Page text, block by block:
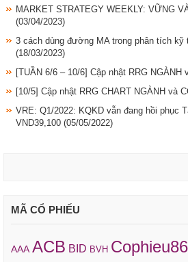
MARKET STRATEGY WEEKLY: VỮNG
(03/04/2023)
3 cách dùng đường MA trong phân tích kỹ
(18/03/2023)
[TUẦN 6/6 – 10/6] Cập nhật RRG NGÀNH
[10/5] Cập nhật RRG CHART NGÀNH và
VRE: Q1/2022: KQKD vẫn đang hồi phục
VND39,100 (05/05/2022)
MÃ CỔ PHIẾU
AAA ACB BID BVH